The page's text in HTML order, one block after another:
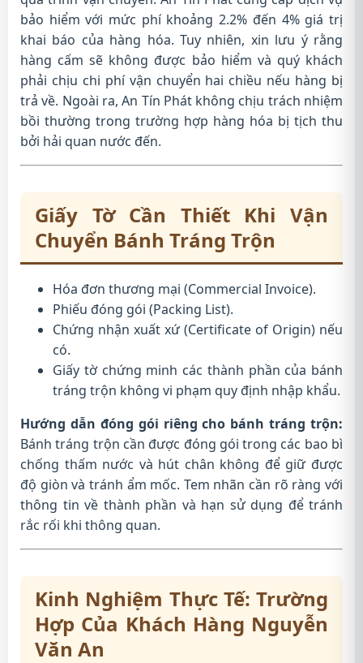
bảo hiểm với mức phí khoảng 2.2% đến 4% giá trị
khai báo của hàng hóa. Tuy nhiên, xin lưu ý rằng
hàng cấm sẽ không được bảo hiểm và quý khách
phải chịu chi phí vận chuyển hai chiều nếu hàng bị
trả về. Ngoài ra, An Tín Phát không chịu trách nhiệm
bồi thường trong trường hợp hàng hóa bị tịch thu
bởi hải quan nước đến.
Giấy Tờ Cần Thiết Khi Vận
Chuyển Bánh Tráng Trộn
Hóa đơn thương mại (Commercial Invoice).
Phiếu đóng gói (Packing List).
Chứng nhận xuất xứ (Certificate of Origin) nếu
có.
Giấy tờ chứng minh các thành phần của bánh
tráng trộn không vi phạm quy định nhập khẩu.
Hướng dẫn đóng gói riêng cho bánh tráng trộn:
Bánh tráng trộn cần được đóng gói trong các bao bì
chống thấm nước và hút chân không để giữ được
độ giòn và tránh ẩm mốc. Tem nhãn cần rõ ràng với
thông tin về thành phần và hạn sử dụng để tránh
rắc rối khi thông quan.
Kinh Nghiệm Thực Tế: Trường
Hợp Của Khách Hàng Nguyễn
Văn An